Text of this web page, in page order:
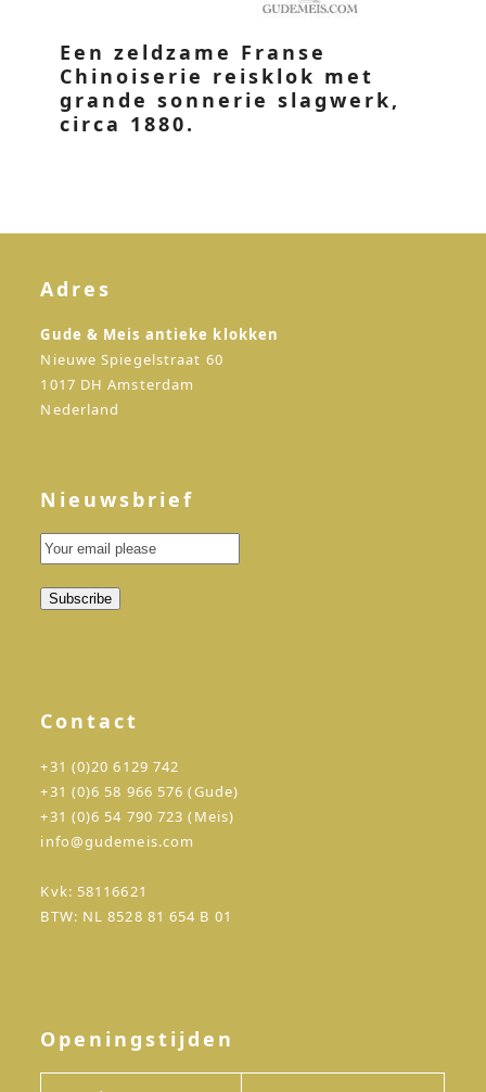
Een zeldzame Franse
Chinoiserie reisklok met
grande sonnerie slagwerk,
circa 1880.
Adres
Gude & Meis antieke klokken
Nieuwe Spiegelstraat 60
1017 DH Amsterdam
Nederland
Nieuwsbrief
Contact
+31 (0)20 6129 742
+31 (0)6 58 966 576 (Gude)
+31 (0)6 54 790 723 (Meis)
info@gudemeis.com
Kvk: 58116621
BTW: NL 8528 81 654 B 01
Openingstijden